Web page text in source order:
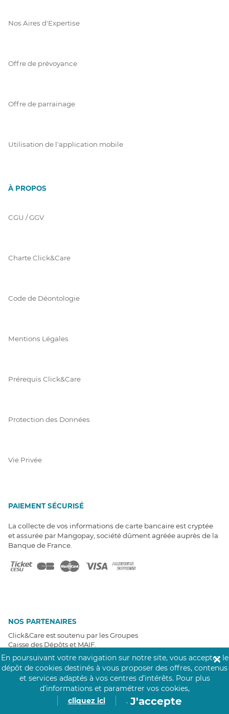
Nos Aires d'Expertise
Offre de prévoyance
Offre de parrainage
Utilisation de l'application mobile
À PROPOS
CGU / GGV
Charte Click&Care
Code de Déontologie
Mentions Légales
Prérequis Click&Care
Protection des Données
Vie Privée
PAIEMENT SÉCURISÉ
La collecte de vos informations de carte bancaire est cryptée
et assurée par Mangopay, société dûment agréée auprès de la
Banque de France.
NOS PARTENAIRES
Click&Care est soutenu par les Groupes
Caisse des Dépôts et MAIF.
EXPERTS À VOTRE ÉCOUTE
En poursuivant votre navigation sur notre site, vous acceptez le
dépôt de cookies destinés à vous proposer des offres, contenus
et services adaptés à vos centres d’intérêts. Pour plus
d’informations et paramétrer vos cookies,
cliquez ici
. J'accepte
✕